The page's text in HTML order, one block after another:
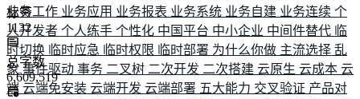
业务工作 业务应用 业务报表 业务系统 业务自建 业务连续 个
人开发者 个人练手 个性化 中国平台 中小企业 中间件替代 临
时切换 临时应急 临时权限 临时部署 为什么你做 主流选择 乱
象 事件驱动 事务 二叉树 二次开发 二次搭建 云原生 云成本 云
端 云端免安装 云端开发 云端部署 五大能力 交叉验证 产品对
标签
1132
总字数
6,609,519